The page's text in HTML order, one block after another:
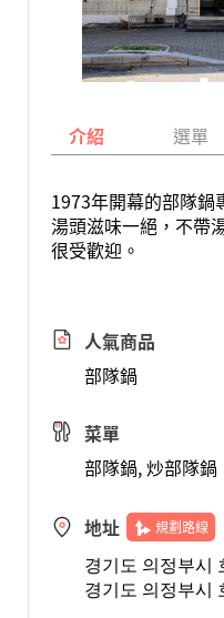
介紹 選單
1973年開幕的部隊鍋
湯頭滋味一絕，不帶
很受歡迎。
人氣商品
部隊鍋
菜單
部隊鍋, 炒部隊鍋
地址 規劃路線
경기도 의정부시
경기도 의정부시